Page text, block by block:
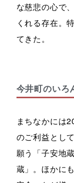
な慈悲の心で
くれる存在。
てきた。
今井町のいろ
まちなかには
のご利益とし
願う「子安地
蔵」。ほかに